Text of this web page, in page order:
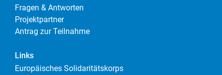
Fragen & Antworten
Projektpartner
Antrag zur Teilnahme
Links
Europäisches Solidaritätskorps